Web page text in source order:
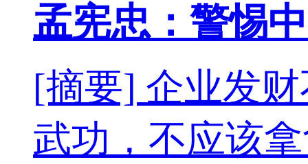
孟宪忠：警惕
[摘要] 企业发
武功，不应该